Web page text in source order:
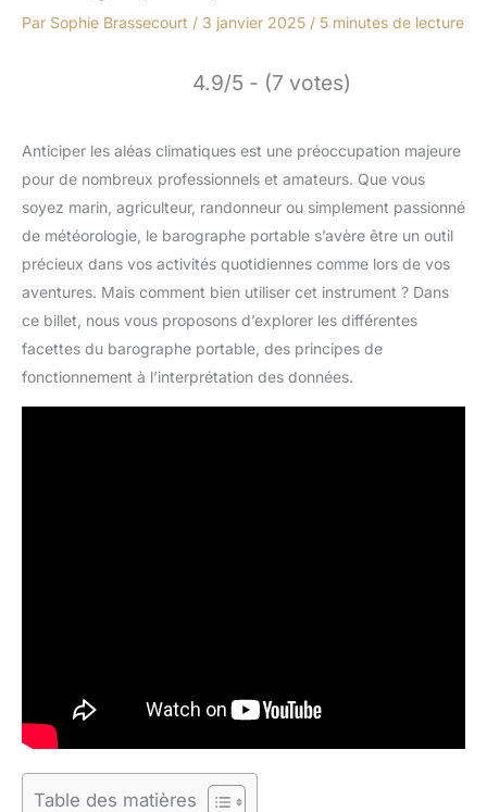
Par Sophie Brassecourt / 3 janvier 2025 / 5 minutes de lecture
4.9/5 - (7 votes)
Anticiper les aléas climatiques est une préoccupation majeure
pour de nombreux professionnels et amateurs. Que vous
soyez marin, agriculteur, randonneur ou simplement passionné
de météorologie, le barographe portable s’avère être un outil
précieux dans vos activités quotidiennes comme lors de vos
aventures. Mais comment bien utiliser cet instrument ? Dans
ce billet, nous vous proposons d’explorer les différentes
facettes du barographe portable, des principes de
fonctionnement à l’interprétation des données.
Table des matières